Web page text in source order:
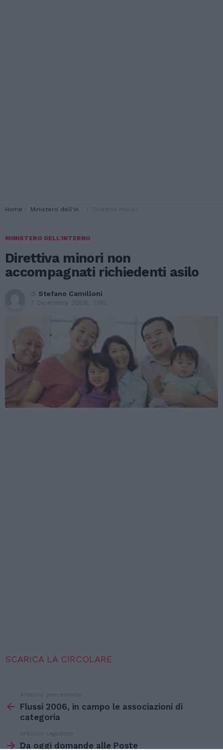
You are here:
Home Ministero dell'interno Direttiva minori non accompagnati richiedenti asilo
MINISTERO DELL'INTERNO
Direttiva minori non
accompagnati richiedenti asilo
di Stefano Camilloni
7 Dicembre 2006, 1:00
SCARICA LA CIRCOLARE
di
Articolo precedente
Flussi 2006, in campo le associazioni di
categoria
Articolo seguente
Da oggi domande alle Poste